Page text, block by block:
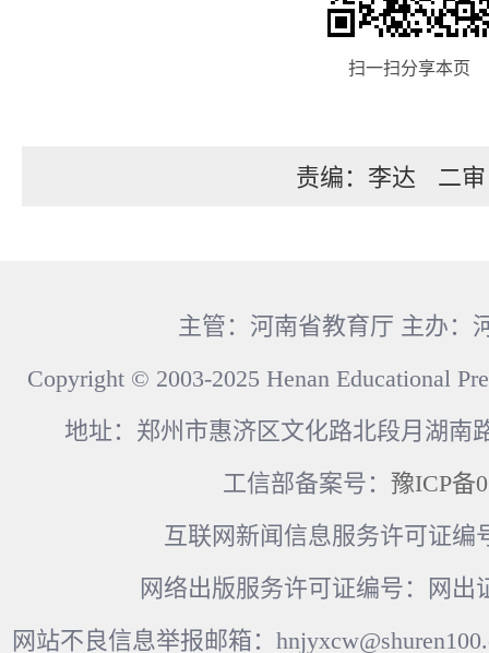
扫一扫分享本页
责编：李达 二
主管：河南省教育厅 主办：
Copyright © 2003-2025 Henan Educational
地址：郑州市惠济区文化路北段月湖南
工信部备案号： 豫ICP备
互联网新闻信息服务许可证编
网络出版服务许可证编号：网出
网站不良信息举报邮箱：